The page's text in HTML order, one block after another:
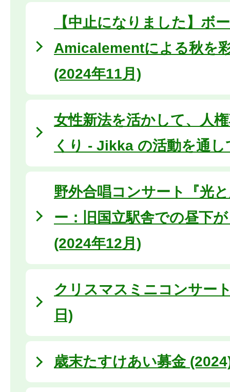
【中止になりました】ボ
Amicalementによる秋を
(2024年11月)
女性新法を活かして、人
くり - Jikka の活動を通し
野外合唱コンサート『光
ー：旧国立駅舎での昼下
(2024年12月)
クリスマスミニコンサー
日)
歳末たすけあい募金